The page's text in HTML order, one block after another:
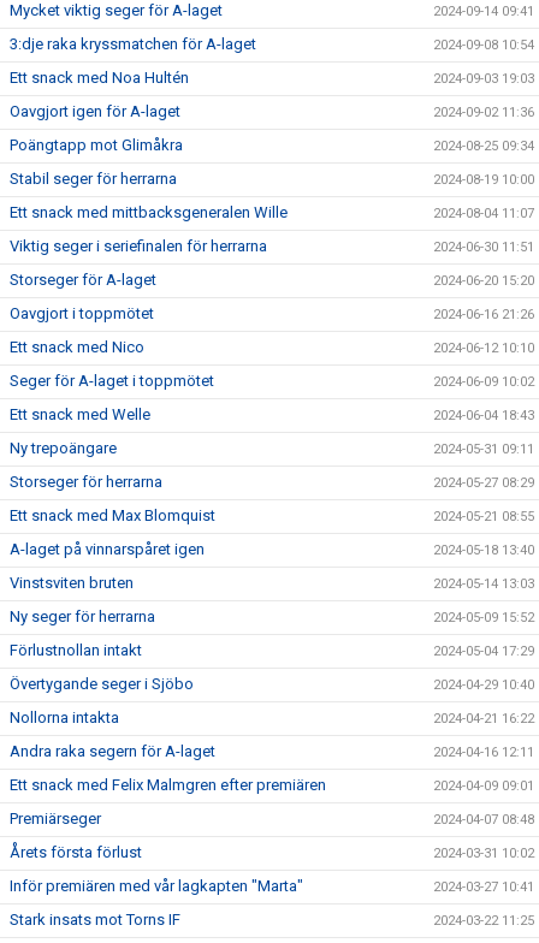
Mycket viktig seger för A-laget 2024-09-14 09:41
3:dje raka kryssmatchen för A-laget 2024-09-08 10:54
Ett snack med Noa Hultén 2024-09-03 19:03
Oavgjort igen för A-laget 2024-09-02 11:36
Poängtapp mot Glimåkra 2024-08-25 09:34
Stabil seger för herrarna 2024-08-19 10:00
Ett snack med mittbacksgeneralen Wille 2024-08-04 11:07
Viktig seger i seriefinalen för herrarna 2024-06-30 11:51
Storseger för A-laget 2024-06-20 15:20
Oavgjort i toppmötet 2024-06-16 21:26
Ett snack med Nico 2024-06-12 10:10
Seger för A-laget i toppmötet 2024-06-09 10:02
Ett snack med Welle 2024-06-04 18:43
Ny trepoängare 2024-05-31 09:11
Storseger för herrarna 2024-05-27 08:29
Ett snack med Max Blomquist 2024-05-21 08:55
A-laget på vinnarspåret igen 2024-05-18 13:40
Vinstsviten bruten 2024-05-14 13:03
Ny seger för herrarna 2024-05-09 15:52
Förlustnollan intakt 2024-05-04 17:29
Övertygande seger i Sjöbo 2024-04-29 10:40
Nollorna intakta 2024-04-21 16:22
Andra raka segern för A-laget 2024-04-16 12:11
Ett snack med Felix Malmgren efter premiären 2024-04-09 09:01
Premiärseger 2024-04-07 08:48
Årets första förlust 2024-03-31 10:02
Inför premiären med vår lagkapten "Marta" 2024-03-27 10:41
Stark insats mot Torns IF 2024-03-22 11:25